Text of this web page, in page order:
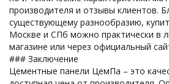
производителя и отзывы клиентов.
существующему разнообразию,
Москве и СПб можно практически в
магазине или через официальный
### Заключение
Цементные панели ЦемПа – это